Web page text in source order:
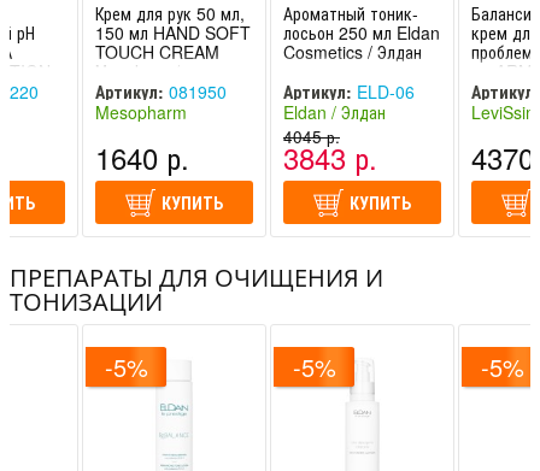
рН
Крем для рук 50 мл,
150 мл HAND SOFT
TOUCH CREAM
Мезофарм /
Mesopharm
professional
Артикул: 081950
Mesopharm
(Россия)
1640 р.
КУПИТЬ
Ароматный тоник-
лосьон 250 мл Eldan
Cosmetics / Элдан
Артикул: ELD-06
Eldan / Элдан
(Швейцария -
Италия)
4045 р.
3843 р.
КУПИТЬ
крем для
мл
CREAM
Артикул:
ПРЕПАРАТЫ ДЛЯ ОЧИЩЕНИЯ И
ТОНИЗАЦИИ
-5% -5% -5%